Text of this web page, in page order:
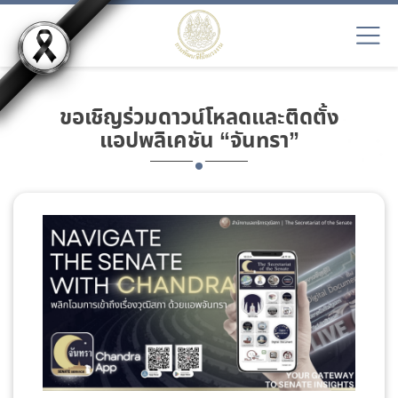
ขอเชิญร่วมดาวน์โหลดและติดตั้ง
แอปพลิเคชัน “จันทรา”